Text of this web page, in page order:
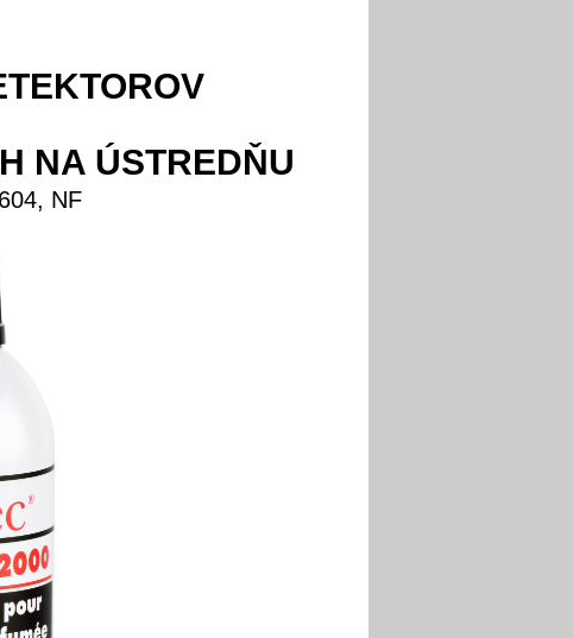
NA ÚSTREDŇU
NF